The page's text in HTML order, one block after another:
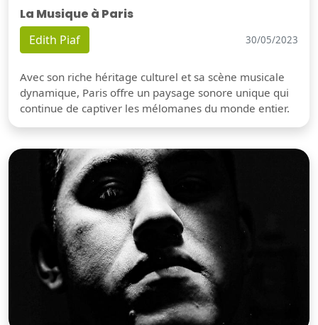
La Musique à Paris
Edith Piaf 30/05/2023
Avec son riche héritage culturel et sa scène musicale
dynamique, Paris offre un paysage sonore unique qui
continue de captiver les mélomanes du monde entier.